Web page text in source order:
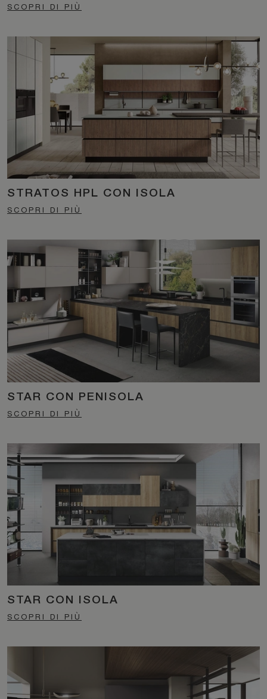
SCOPRI DI PIÙ
STRATOS HPL CON ISOLA
SCOPRI DI PIÙ
STAR CON PENISOLA
SCOPRI DI PIÙ
STAR CON ISOLA
SCOPRI DI PIÙ